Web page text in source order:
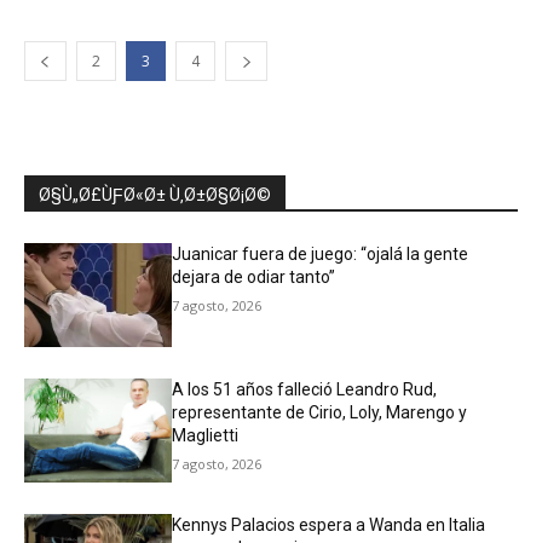
2 3 4
Ø§Ù„Ø£ÙƑØ«Ø± Ù‚Ø±Ø§Ø¡Ø©
Juanicar fuera de juego: “ojalá la gente
dejara de odiar tanto”
7 agosto, 2026
A los 51 años falleció Leandro Rud,
representante de Cirio, Loly, Marengo y
Maglietti
7 agosto, 2026
Kennys Palacios espera a Wanda en Italia